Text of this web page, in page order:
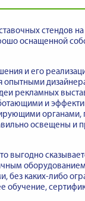
стендов
оснащенной
и его
опытными
рекламных
и
органами,
освещены и
без каких-либо
обучение,